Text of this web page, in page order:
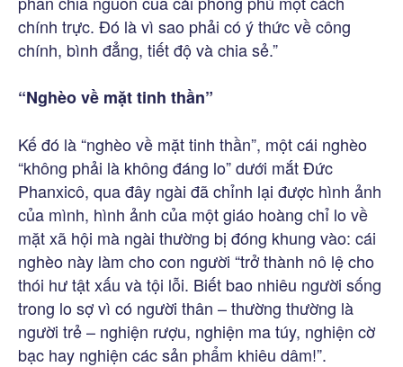
chính trực. Đó là vì sao phải có ý thức về công
chính, bình đẳng, tiết độ và chia sẻ.”
“Nghèo về mặt tinh thần”
Kế đó là “nghèo về mặt tinh thần”, một cái nghèo
“không phải là không đáng lo” dưới mắt Đức
Phanxicô, qua đây ngài đã chỉnh lại được hình ảnh
của mình, hình ảnh của một giáo hoàng chỉ lo về
mặt xã hội mà ngài thường bị đóng khung vào: cái
nghèo này làm cho con người “trở thành nô lệ cho
thói hư tật xấu và tội lỗi. Biết bao nhiêu người sống
trong lo sợ vì có người thân – thường thường là
người trẻ – nghiện rượu, nghiện ma túy, nghiện cờ
bạc hay nghiện các sản phẩm khiêu dâm!”.